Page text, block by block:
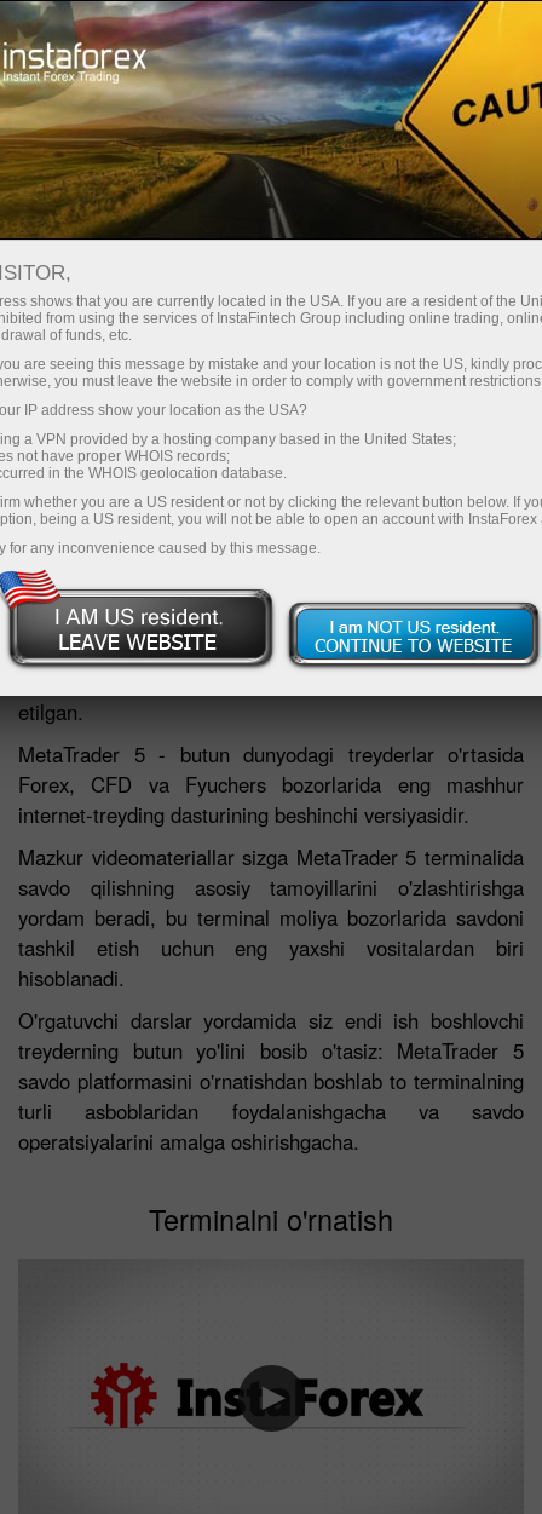
Treyderlar uchun Savdo shartlari MetaTrader 5
METATRADER 5 TERMINALI
BILAN ISHLASH BO'YICHA
O'RGATUVCHI VIDEO
Savdo hisob-varag‘ini ochish
Demo-hisob-varag‘ini ochish
Mazkur sahifada savdo qilishga zamonaviy moliyaviy
dasturiy ta'minot - MetaTrader 5 terminali yordamida
etilgan.
MetaTrader 5 - butun dunyodagi treyderlar o'rtasida
Forex, CFD va Fyuchers bozorlarida eng mashhur
internet-treyding dasturining beshinchi versiyasidir.
Mazkur videomateriallar sizga MetaTrader 5 terminalida
savdo qilishning asosiy tamoyillarini o'zlashtirishga
yordam beradi, bu terminal moliya bozorlarida savdoni
tashkil etish uchun eng yaxshi vositalardan biri
hisoblanadi.
O'rgatuvchi darslar yordamida siz endi ish boshlovchi
treyderning butun yo'lini bosib o'tasiz: MetaTrader 5
savdo platformasini o'rnatishdan boshlab to terminalning
turli asboblaridan foydalanishgacha va savdo
operatsiyalarini amalga oshirishgacha.
Terminalni o'rnatish
shows that you are currently located in the USA. If you are a resident of the
from using the services of InstaFintech Group including online trading,
of funds, etc.
are seeing this message by mistake and your location is not the US, kindly
you must leave the website in order to comply with government
IP address show your location as the USA?
a VPN provided by a hosting company based in the United States;
not have proper WHOIS records;
in the WHOIS geolocation database.
whether you are a US resident or not by clicking the relevant button below. If
being a US resident, you will not be able to open an account with InstaForex
for any inconvenience caused by this message.